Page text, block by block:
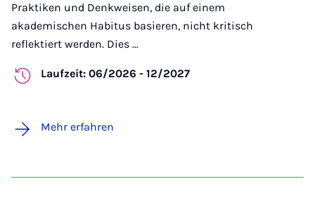
Praktiken und Denkweisen, die auf einem
akademischen Habitus basieren, nicht kritisch
reflektiert werden. Dies ...
Laufzeit: 06/2026 - 12/2027
Mehr erfahren